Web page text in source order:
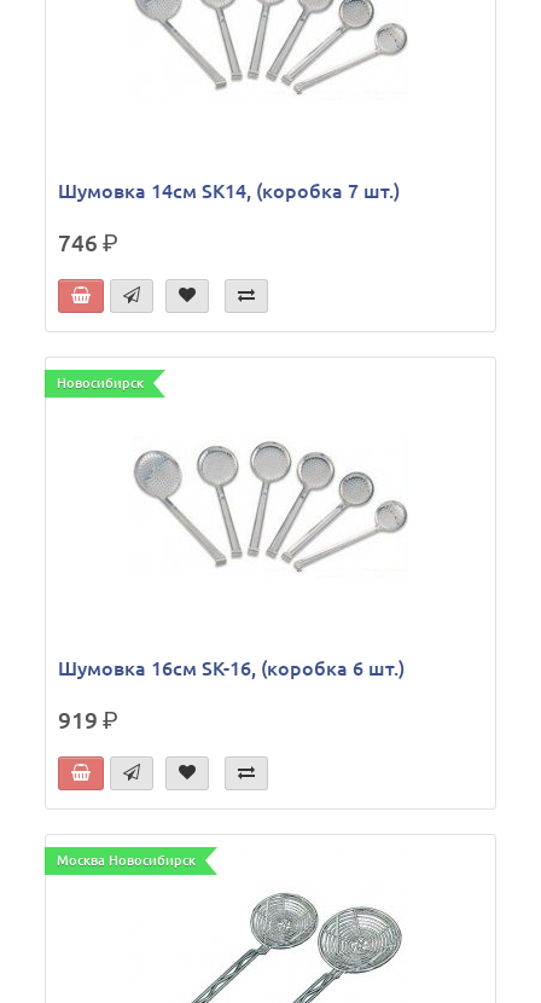
Шумовка 14см SK14, (коробка 7 шт.)
746р.
Новосибирск
Шумовка 16см SK-16, (коробка 6 шт.)
919р.
Москва Новосибирск